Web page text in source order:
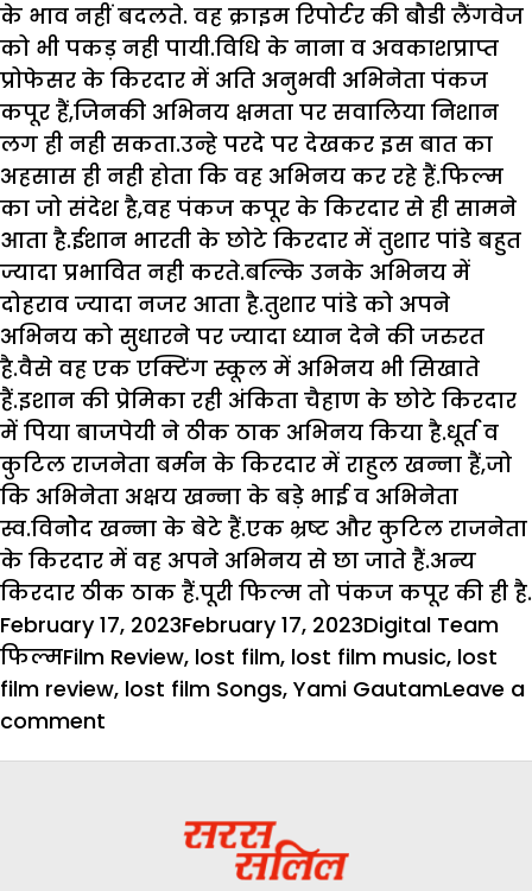
के भाव नहीं बदलते. वह क्राइम रिपोर्टर की बौडी लैंगवेज
को भी पकड़ नही पायी.विधि के नाना व अवकाशप्राप्त
प्रोफेसर के किरदार में अति अनुभवी अभिनेता पंकज
कपूर हैं,जिनकी अभिनय क्षमता पर सवालिया निशान
लग ही नही सकता.उन्हे परदे पर देखकर इस बात का
अहसास ही नही होता कि वह अभिनय कर रहे हैं.फिल्म
का जो संदेश है,वह पंकज कपूर के किरदार से ही सामने
आता है.ईशान भारती के छोटे किरदार में तुशार पांडे बहुत
ज्यादा प्रभावित नही करते.बल्कि उनके अभिनय में
दोहराव ज्यादा नजर आता है.तुशार पांडे को अपने
अभिनय को सुधारने पर ज्यादा ध्यान देने की जरुरत
है.वैसे वह एक एक्टिंग स्कूल में अभिनय भी सिखाते
हैं.इशान की प्रेमिका रही अंकिता चैहाण के छोटे किरदार
में पिया बाजपेयी ने ठीक ठाक अभिनय किया है.धूर्त व
कुटिल राजनेता बर्मन के किरदार में राहुल खन्ना हैं,जो
कि अभिनेता अक्षय खन्ना के बड़े भाई व अभिनेता
स्व.विनोेद खन्ना के बेटे हैं.एक भ्रष्ट और कुटिल राजनेता
के किरदार में वह अपने अभिनय से छा जाते हैं.अन्य
किरदार ठीक ठाक हैं.पूरी फिल्म तो पंकज कपूर की ही है.
Posted
on
February 17, 2023February 17, 2023Author
Digital Team
फिल्मTags
Film Review, lost film, lost film music, lost
film review, lost film Songs, Yami GautamLeave a
comment